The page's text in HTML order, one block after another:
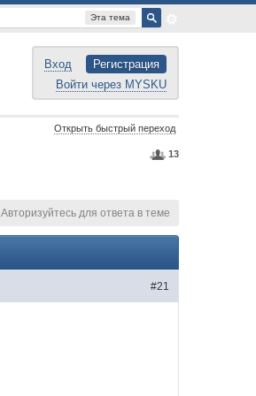
Эта тема
Вход
Регистрация
Войти через MYSKU
Открыть быстрый переход
13
Авторизуйтесь для ответа в теме
#21